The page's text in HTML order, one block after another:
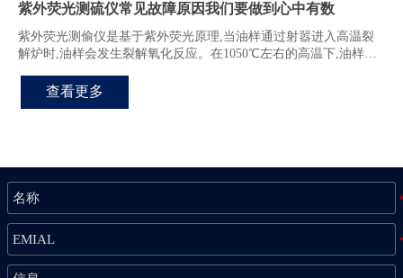
紫外荧光测硫仪常见故障原因我们要做到心中有数
紫外荧光测偷仪是基于紫外荧光原理,当油样通过射嚣进入高温裂
解炉时,油样会发生裂解氧化反应。在1050℃左右的高温下,油样将
查看更多